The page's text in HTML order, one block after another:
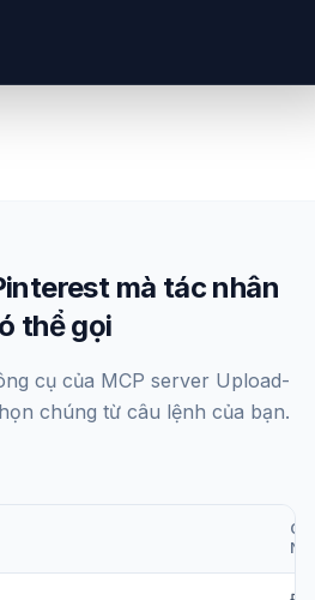
mà tác nhân
thể gọi
cụ của MCP server Upload-
chúng từ câu lệnh của bạn.